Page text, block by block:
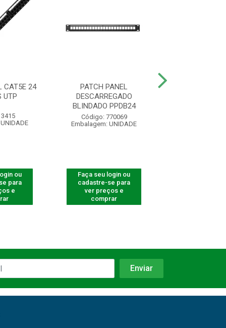
CAT5E 24
UTP
ou
para
e
PATCH PANEL
DESCARREGADO
BLINDADO PPDB24
Código: 770069
Embalagem: UNIDADE
Faça seu login ou
cadastre-se para
ver preços e
comprar